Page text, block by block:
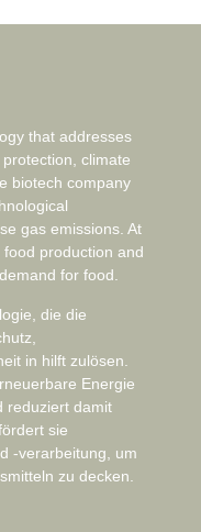
that addresses
climate
biotech company
gas emissions. At
production and
for food.
die die
in hilft zulösen.
Energie
reduziert damit
sie
-verarbeitung, um
zu decken.